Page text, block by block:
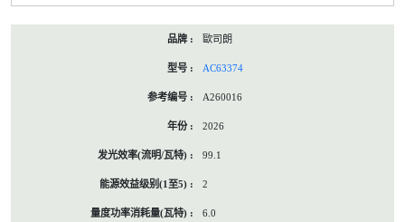
歐司朗
AC63374
A260016
2026
99.1
2
6.0